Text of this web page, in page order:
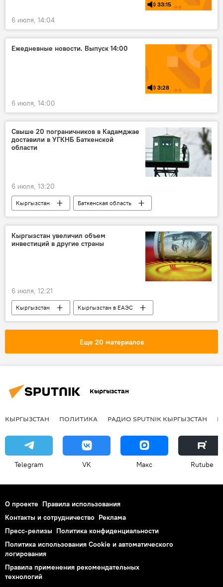
33:15
6 июля, 14:04
Ежедневные новости. Выпуск 14:00
3:28
6 июля, 14:00
Свыше 20 пограничников в Кадамджае
доставили в УГКНБ Баткенской
области
6 июля, 13:20
Кыргызстан
Баткенская область
ГКНБ
пограничники
задержание
коррупция
Кыргызстан увеличил объем
инвестиций в другие страны
6 июля, 12:21
Кыргызстан
Кыргызстан в ЕАЭС
инвестиции
Еще 20 материалов
Кыргызстан
КЫРГЫЗСТАН ПОЛИТИКА РАДИО SPUTNIK КЫРГЫЗСТАН
Telegram VK Макс Rutube
О проекте Правила использования
Контакты и сотрудничество Реклама
Пресс-релизы Политика конфиденциальности
Политика использования Cookie и автоматического
логирования
Правила применения рекомендательных
технологий